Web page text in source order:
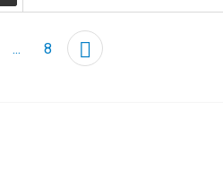
... 8